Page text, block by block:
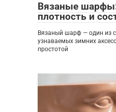
Вязаные
плотность и
Вязаный шарф — один из
узнаваемых зимних
простотой